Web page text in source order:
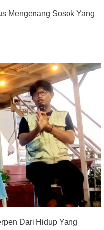
Mengenang Sosok Yang
Dari Hidup Yang